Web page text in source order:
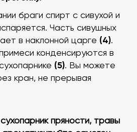
браги спирт с сивухой и
Часть сивушных
в наклонной царге (4).
конденсируются в
(5). Вы можете
кран, не прерывая
пряности, травы